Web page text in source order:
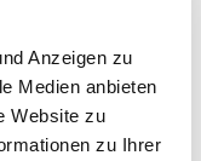
Anzeigen zu
Medien anbieten
Website zu
zu Ihrer